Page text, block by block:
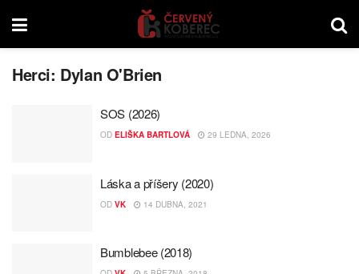
Herci: Dylan O'Brien
SOS (2026)
OD ELIŠKA BARTLOVÁ 29 LEDNA, 2026
Láska a příšery (2020)
OD VK 14 DUBNA, 2021
Bumblebee (2018)